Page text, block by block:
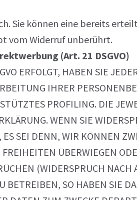
Sie können eine bereits
vom Widerruf unberührt.
(Art. 21 DSGVO)
ERFOLGT, HABEN SIE
IHRER
PROFILING. DIE
WENN SIE
SEI DENN, WIR KÖNNEN
ÜBERWIEGEN
(WIDERSPRUCH NACH
SO HABEN SIE